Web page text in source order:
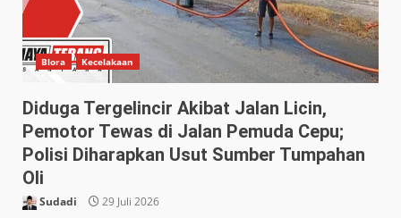
Blora Kecelakaan
Diduga Tergelincir Akibat Jalan Licin,
Pemotor Tewas di Jalan Pemuda Cepu;
Polisi Diharapkan Usut Sumber Tumpahan
Oli
Sudadi 29 Juli 2026